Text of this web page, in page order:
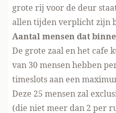
grote rij voor de deur
allen tijden verplicht zijn
Aantal mensen dat
De grote zaal en het cafe
van 30 mensen hebben
timeslots aan een
Deze 25 mensen zal
(die niet meer dan 2 per